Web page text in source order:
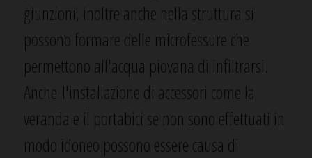
giunzioni, inoltre anche nella struttura si
possono formare delle microfessure che
permettono all'acqua piovana di infiltrarsi.
Anche l'installazione di accessori come la
veranda e il portabici se non sono effettuati in
modo idoneo possono essere causa di